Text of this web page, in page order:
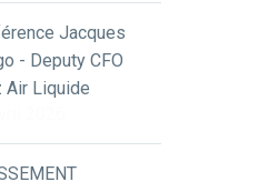
Jacques
- Deputy CFO
Air Liquide